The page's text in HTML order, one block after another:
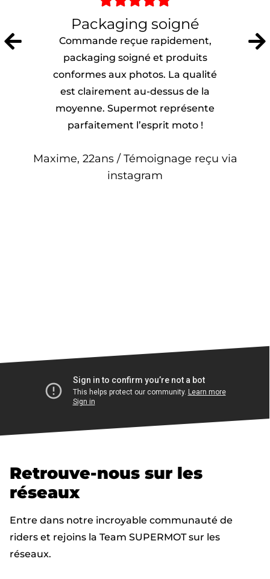
Packaging soigné
Commande reçue rapidement,
packaging soigné et produits
conformes aux photos. La qualité
est clairement au-dessus de la
moyenne. Supermot représente
parfaitement l’esprit moto !
Maxime, 22ans / Témoignage reçu via
instagram
Retrouve-nous sur les
réseaux
Entre dans notre incroyable communauté de
riders et rejoins la Team SUPERMOT sur les
réseaux.